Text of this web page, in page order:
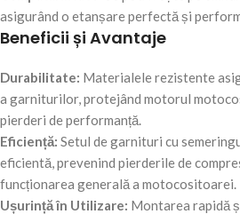
asigurând o etanșare perfectă și
Beneficii și Avantaje
Durabilitate: Materialele rezistente
a garniturilor, protejând motorul
pierderi de performanță.
Eficiență: Setul de garnituri cu
eficientă, prevenind pierderile de
funcționarea generală a motocositoarei.
Ușurință în Utilizare: Montarea rapidă